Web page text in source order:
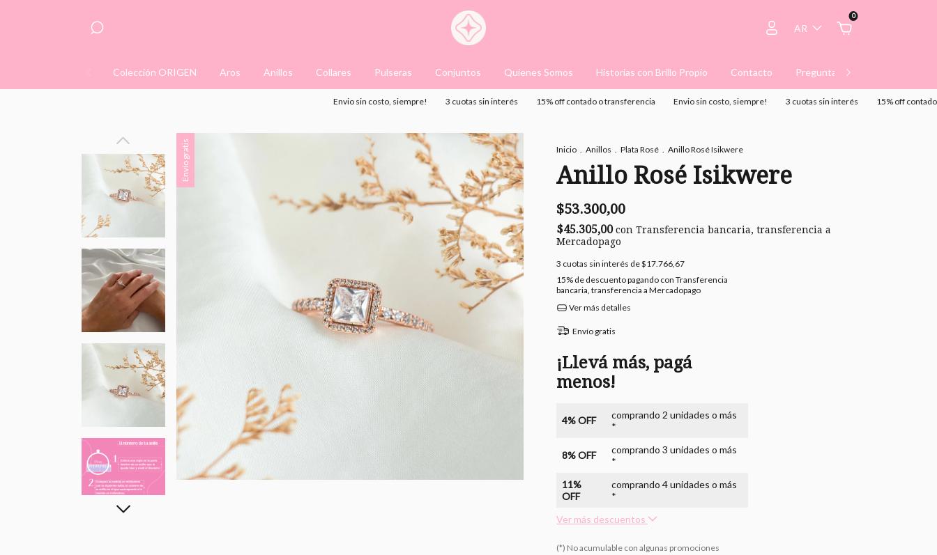
AR
0
Colección ORIGEN Aros Anillos Collares Pulseras Conjuntos Quienes Somos Historias con Brillo Propio Contacto Preguntas Frecuentes
Envio sin costo, siempre! 3 cuotas sin interés 15% off contado o transferencia Envio sin costo, siempre! 3 cuotas sin interés 15% off contado o
Envío gratis Inicio . Anillos . Plata Rosé . Anillo Rosé Isikwere
Anillo Rosé Isikwere
$53.300,00
$45.305,00con Transferencia bancaria, transferencia a
Mercadopago
3 cuotas sin interés de$17.766,67
15% de descuentopagando con Transferencia
bancaria, transferencia a Mercadopago
Ver más detalles
Envío gratis
¡Llevá más, pagá
menos!
4% OFF
comprando 2 unidades o más
*
8% OFF
comprando 3 unidades o más
*
11%
OFF
comprando 4 unidades o más
*
Ver más descuentos
(*) No acumulable con algunas promociones